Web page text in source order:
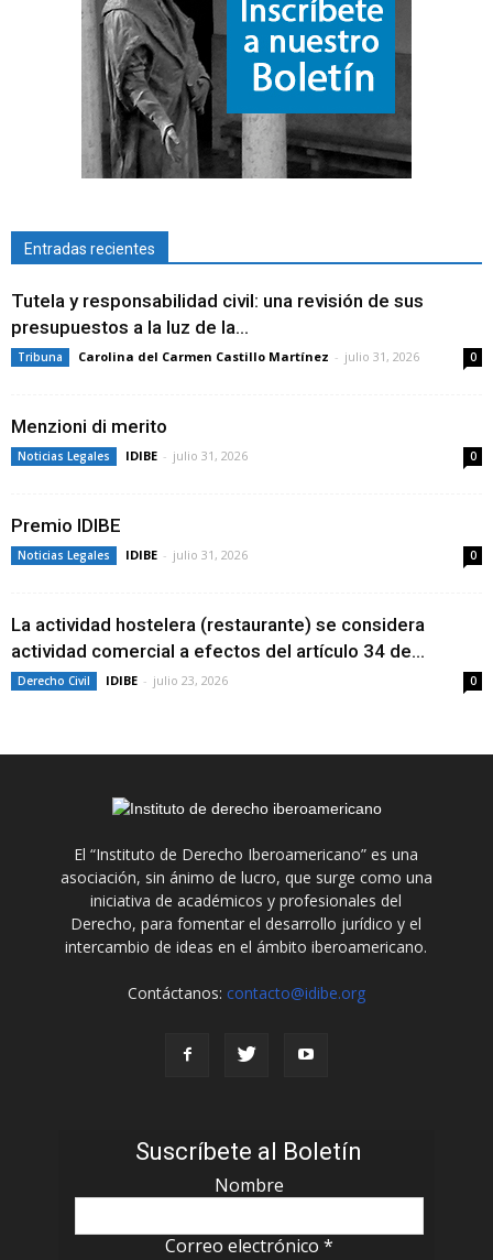
Entradas recientes
Tutela y responsabilidad civil: una revisión de sus
presupuestos a la luz de la...
Tribuna Carolina del Carmen Castillo Martínez - julio 31, 2026 0
Menzioni di merito
Noticias Legales IDIBE - julio 31, 2026 0
Premio IDIBE
Noticias Legales IDIBE - julio 31, 2026 0
La actividad hostelera (restaurante) se considera
actividad comercial a efectos del artículo 34 de...
Derecho Civil IDIBE - julio 23, 2026 0
El “Instituto de Derecho Iberoamericano” es una
asociación, sin ánimo de lucro, que surge como una
iniciativa de académicos y profesionales del
Derecho, para fomentar el desarrollo jurídico y el
intercambio de ideas en el ámbito iberoamericano.
Contáctanos: contacto@idibe.org
Suscríbete al Boletín
Nombre
Correo electrónico *